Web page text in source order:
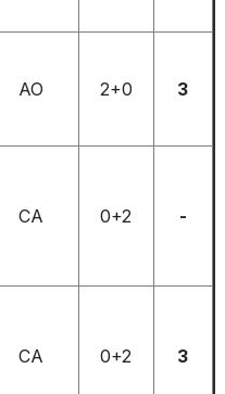
АО 2+0 3
СА 0+2 -
СА 0+2 3